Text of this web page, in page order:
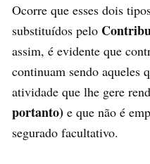
Ocorre que esses dois
substituídos pelo
assim, é evidente que
continuam sendo aqueles
atividade que lhe gere
portanto) e que não é
segurado facultativo.